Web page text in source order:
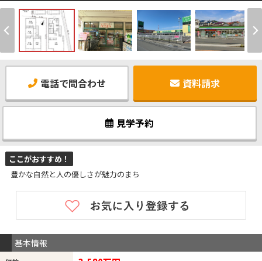
電話で問合わせ 資料請求
見学予約
ここがおすすめ！
豊かな自然と人の優しさが魅力のまち
基本情報